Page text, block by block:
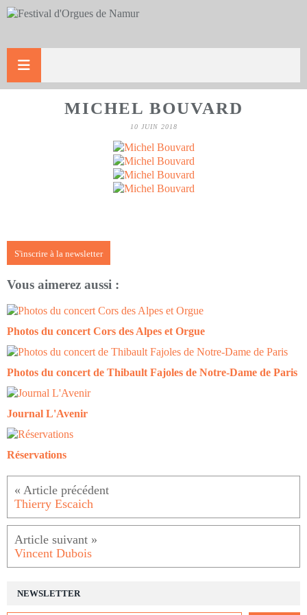
MICHEL BOUVARD
10 JUIN 2018
S'inscrire à la newsletter
Vous aimerez aussi :
Photos du concert Cors des Alpes et Orgue
Photos du concert de Thibault Fajoles de Notre-Dame de Paris
Journal L'Avenir
Réservations
Thierry Escaich
Vincent Dubois
NEWSLETTER